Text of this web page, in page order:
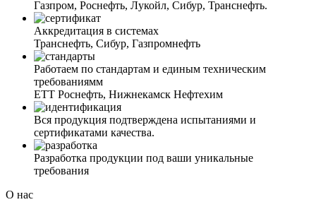
Газпром, Роснефть, Лукойл, Сибур, Транснефть.
Аккредитация в системах
Транснефть, Сибур, Газпромнефть
Работаем по стандартам и единым техническим
требованиямм
ЕТТ Роснефть, Нижнекамск Нефтехим
Вся продукция подтверждена испытаниями и
сертификатами качества.
Разработка продукции под ваши уникальные
требования
О нас